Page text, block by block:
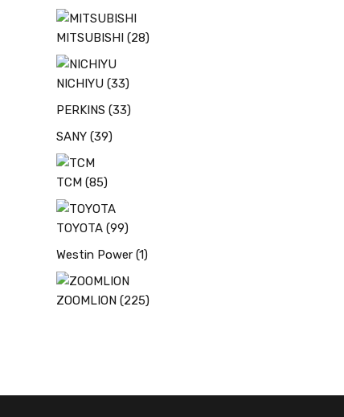
MITSUBISHI (28)
NICHIYU (33)
PERKINS (33)
SANY (39)
TCM (85)
TOYOTA (99)
Westin Power (1)
ZOOMLION (225)